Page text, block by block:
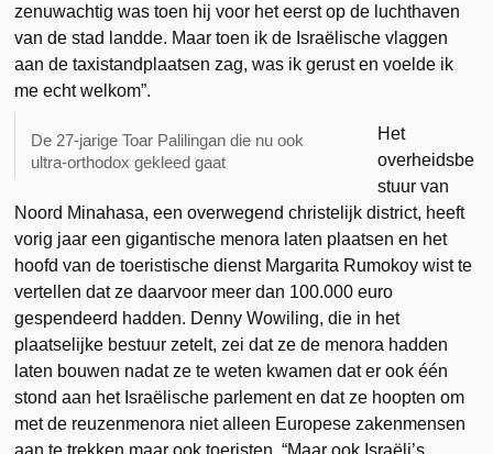
zenuwachtig was toen hij voor het eerst op de luchthaven
van de stad landde. Maar toen ik de Israëlische vlaggen
aan de taxistandplaatsen zag, was ik gerust en voelde ik
me echt welkom”.
De 27-jarige Toar Palilingan die nu ook
ultra-orthodox gekleed gaat
Het
overheidsbe
stuur van
Noord Minahasa, een overwegend christelijk district, heeft
vorig jaar een gigantische menora laten plaatsen en het
hoofd van de toeristische dienst Margarita Rumokoy wist te
vertellen dat ze daarvoor meer dan 100.000 euro
gespendeerd hadden. Denny Wowiling, die in het
plaatselijke bestuur zetelt, zei dat ze de menora hadden
laten bouwen nadat ze te weten kwamen dat er ook één
stond aan het Israëlische parlement en dat ze hoopten om
met de reuzenmenora niet alleen Europese zakenmensen
aan te trekken maar ook toeristen. “Maar ook Israëli’s